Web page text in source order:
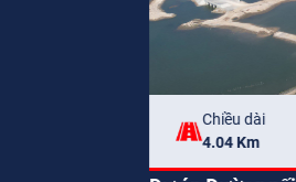
2020-2022
Dự